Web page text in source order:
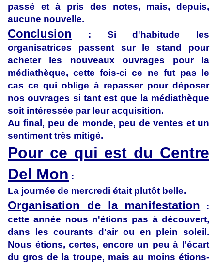
passé et à pris des notes, mais, depuis,
aucune nouvelle.
Conclusion : Si d'habitude les
organisatrices passent sur le stand pour
acheter les nouveaux ouvrages pour la
médiathèque, cette fois-ci ce ne fut pas le
cas ce qui oblige à repasser pour déposer
nos ouvrages si tant est que la médiathèque
soit intéressée par leur acquisition.
Au final, peu de monde, peu de ventes et un
sentiment très mitigé.
Pour ce qui est du Centre
Del Mon :
La journée de mercredi était plutôt belle.
Organisation de la manifestation :
cette année nous n'étions pas à découvert,
dans les courants d'air ou en plein soleil.
Nous étions, certes, encore un peu à l'écart
du gros de la troupe, mais au moins étions-